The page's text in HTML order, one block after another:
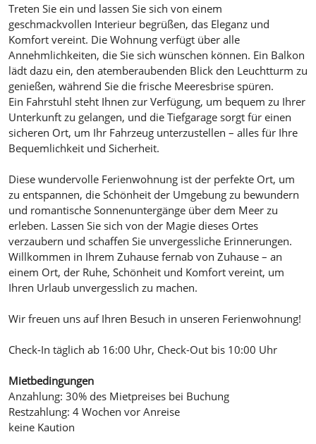
Treten Sie ein und lassen Sie sich von einem
geschmackvollen Interieur begrüßen, das Eleganz und
Komfort vereint. Die Wohnung verfügt über alle
Annehmlichkeiten, die Sie sich wünschen können. Ein Balkon
lädt dazu ein, den atemberaubenden Blick den Leuchtturm zu
genießen, während Sie die frische Meeresbrise spüren.
Ein Fahrstuhl steht Ihnen zur Verfügung, um bequem zu Ihrer
Unterkunft zu gelangen, und die Tiefgarage sorgt für einen
sicheren Ort, um Ihr Fahrzeug unterzustellen – alles für Ihre
Bequemlichkeit und Sicherheit.
Diese wundervolle Ferienwohnung ist der perfekte Ort, um
zu entspannen, die Schönheit der Umgebung zu bewundern
und romantische Sonnenuntergänge über dem Meer zu
erleben. Lassen Sie sich von der Magie dieses Ortes
verzaubern und schaffen Sie unvergessliche Erinnerungen.
Willkommen in Ihrem Zuhause fernab von Zuhause – an
einem Ort, der Ruhe, Schönheit und Komfort vereint, um
Ihren Urlaub unvergesslich zu machen.
Wir freuen uns auf Ihren Besuch in unseren Ferienwohnung!
Check-In täglich ab 16:00 Uhr, Check-Out bis 10:00 Uhr
Mietbedingungen
Anzahlung: 30% des Mietpreises bei Buchung
Restzahlung: 4 Wochen vor Anreise
keine Kaution